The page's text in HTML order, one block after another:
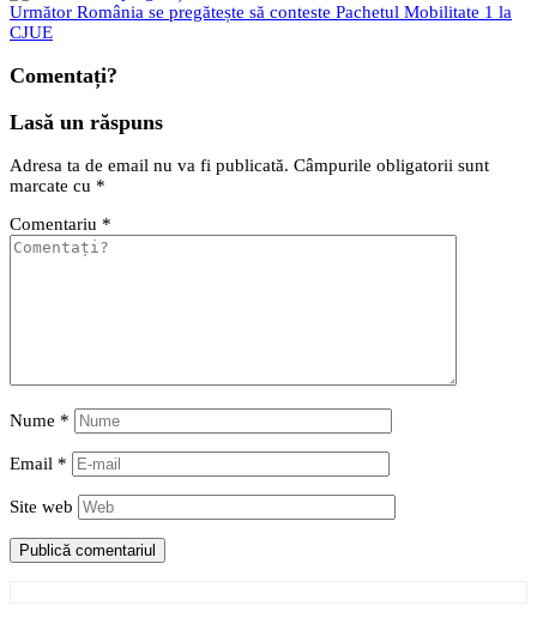
Următor România se pregătește să conteste Pachetul Mobilitate 1 la
CJUE
Comentați?
Lasă un răspuns
Adresa ta de email nu va fi publicată. Câmpurile obligatorii sunt
marcate cu *
Comentariu *
Nume *
Email *
Site web